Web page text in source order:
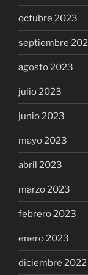
octubre 2023
septiembre
agosto 2023
julio 2023
junio 2023
mayo 2023
abril 2023
marzo 2023
febrero 2023
enero 2023
diciembre 2022